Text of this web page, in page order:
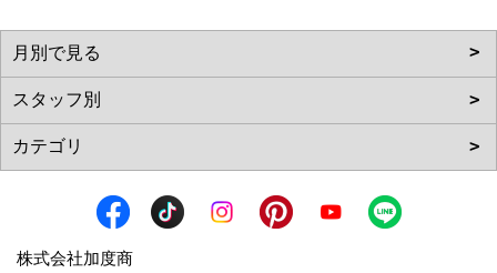
株式会社加度商